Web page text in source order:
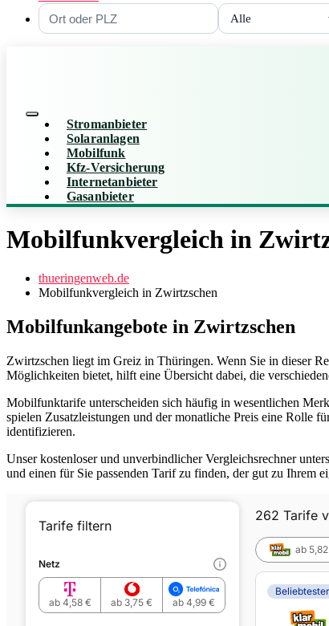
Stromanbieter
Solaranlagen
Mobilfunk
Kfz-Versicherung
Internetanbieter
Gasanbieter
Mobilfunkvergleich in
thueringenweb.de
Mobilfunkvergleich in Zwirtzschen
Mobilfunkangebote in Zwirtzschen
Zwirtzschen liegt im Greiz in Thüringen. Wenn Sie in dieser
Möglichkeiten bietet, hilft eine Übersicht dabei, die
Mobilfunktarife unterscheiden sich häufig in wesentlichen
spielen Zusatzleistungen und der monatliche Preis eine Rolle
identifizieren.
Unser kostenloser und unverbindlicher Vergleichsrechner
und einen für Sie passenden Tarif zu finden, der gut zu Ihrem